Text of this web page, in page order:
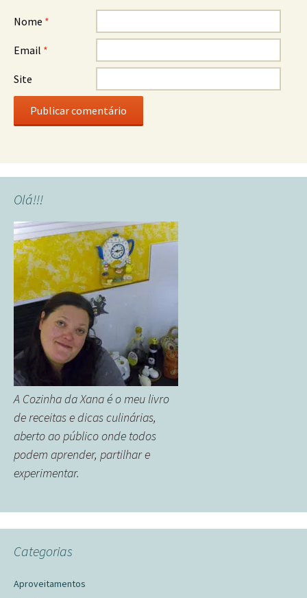
Nome *
Email *
Site
Olá!!!
A Cozinha da Xana é o meu livro
de receitas e dicas culinárias,
aberto ao público onde todos
podem aprender, partilhar e
experimentar.
Categorias
Aproveitamentos